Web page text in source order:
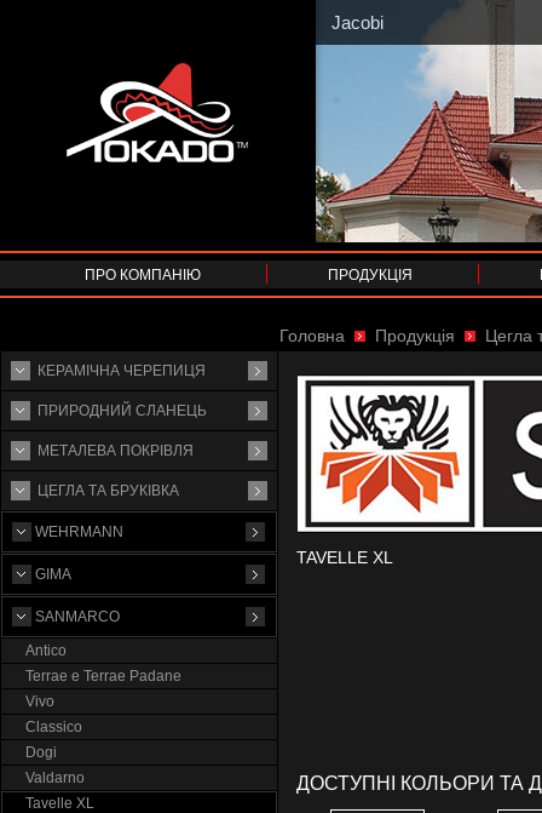
Jacobi
ПРО КОМПАНІЮ ПРОДУКЦІЯ
КЕРАМІЧНА ЧЕРЕПИЦЯ
ПРИРОДНИЙ СЛАНЕЦЬ
МЕТАЛЕВА ПОКРІВЛЯ
ЦЕГЛА ТА БРУКІВКА
WEHRMANN
GIMA
SANMARCO
Antico
Terrae e Terrae Padane
Vivo
Classico
Dogi
Valdarno
Tavelle XL
TAVELLE XL
ДОСТУПНІ КОЛЬОРИ ТА
Головна Продукція Цегла